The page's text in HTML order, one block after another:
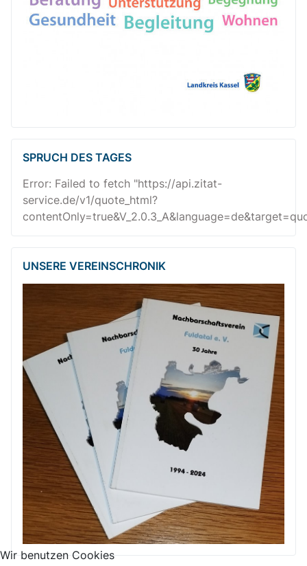
SPRUCH DES TAGES
Error: Failed to fetch "https://api.zitat-
service.de/v1/quote_html?
UNSERE VEREINSCHRONIK
Wir benutzen Cookies